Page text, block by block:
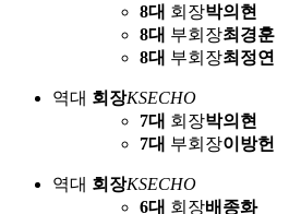
8대 회장박의현
8대 부회장최경훈
8대 부회장최정연
역대 회장KSECHO
7대 회장박의현
7대 부회장이방헌
역대 회장KSECHO
6대 회장배종화